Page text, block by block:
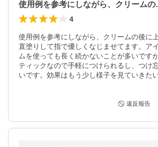
使用例
4
使用例を参考にしながら、クリームの後に
直塗りして指で優しくなじませてます。ア
ムを使っても長く続かないことが多いです
ティックなので手軽につけられるし、つけ
いです。効果はもう少し様子を見ていきた
違反報告